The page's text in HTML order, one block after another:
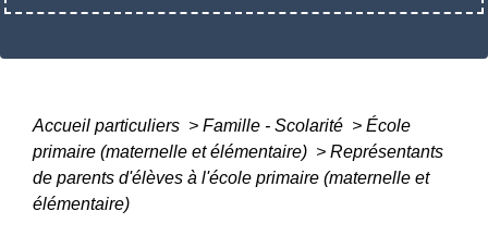
Accueil particuliers > Famille - Scolarité > École
primaire (maternelle et élémentaire) > Représentants
de parents d'élèves à l'école primaire (maternelle et
élémentaire)